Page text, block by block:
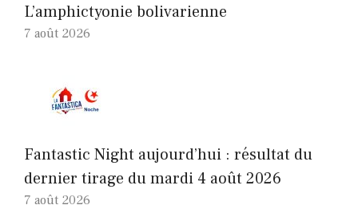
L’amphictyonie bolivarienne
7 août 2026
Fantastic Night aujourd’hui : résultat du
dernier tirage du mardi 4 août 2026
7 août 2026